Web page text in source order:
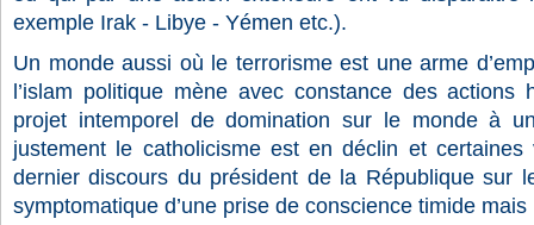
exemple Irak - Libye - Yémen etc.).
Un monde aussi où le terrorisme est une arme
l’islam politique mène avec constance des actions
projet intemporel de domination sur le monde à
justement le catholicisme est en déclin et
dernier discours du président de la République sur
symptomatique d’une prise de conscience timide